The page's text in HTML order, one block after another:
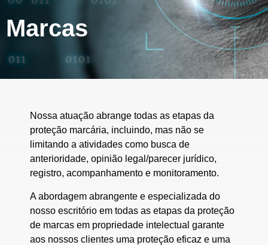
Marcas
Nossa atuação abrange todas as etapas da
proteção marcária, incluindo, mas não se
limitando a atividades como busca de
anterioridade, opinião legal/parecer jurídico,
registro, acompanhamento e monitoramento.
A abordagem abrangente e especializada do
nosso escritório em todas as etapas da proteção
de marcas em propriedade intelectual garante
aos nossos clientes uma proteção eficaz e uma